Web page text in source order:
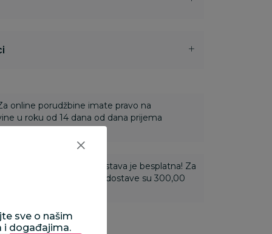
online porudžbine imate pravo na
u roku od 14 dana od dana prijema
3.500,00 rsd i više dostava je besplatna! Za
3.499,99 rsd troškovi dostave su 300,00
sve o našim
i događajima.